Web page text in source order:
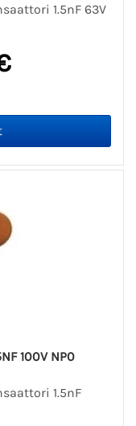
1.5nF 63V
100V NP0
1.5nF